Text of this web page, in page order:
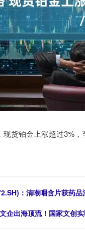
货铂金上涨超过3%，
：清喉咽含片获药品
企出海顶流！国家文创